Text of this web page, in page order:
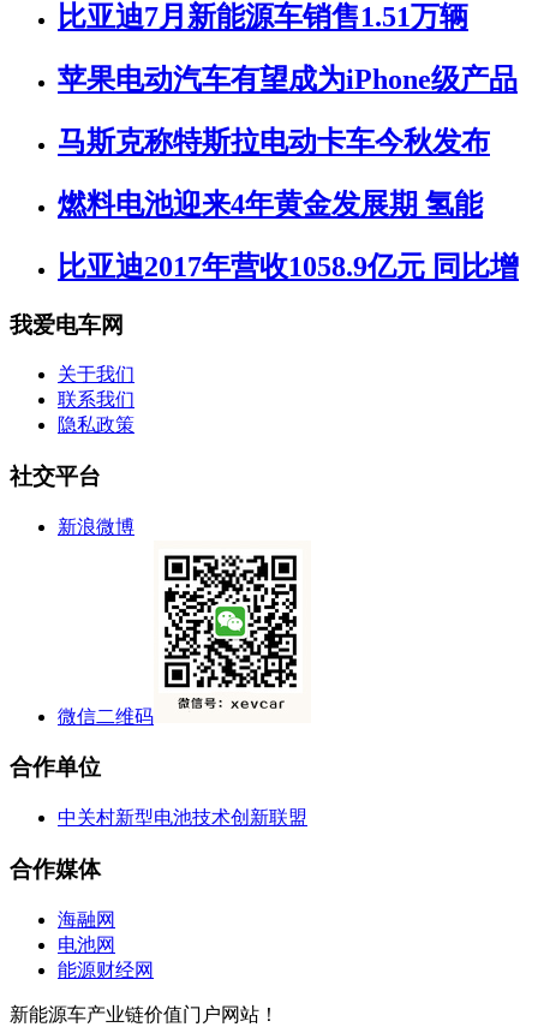
比亚迪7月新能源车销售1.51万辆
苹果电动汽车有望成为iPhone级产品
马斯克称特斯拉电动卡车今秋发布
燃料电池迎来4年黄金发展期 氢能
比亚迪2017年营收1058.9亿元 同比增
我爱电车网
关于我们
联系我们
隐私政策
社交平台
新浪微博
微信二维码
合作单位
中关村新型电池技术创新联盟
合作媒体
海融网
电池网
能源财经网
新能源车产业链价值门户网站！